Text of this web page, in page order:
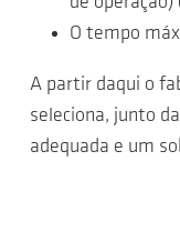
O tempo
A partir daqui o
seleciona, junto
adequada e um